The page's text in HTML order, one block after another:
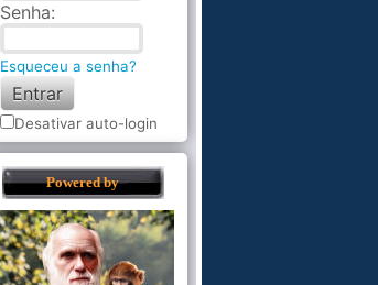
Senha:
Esqueceu a senha?
Desativar auto-login
Powered by